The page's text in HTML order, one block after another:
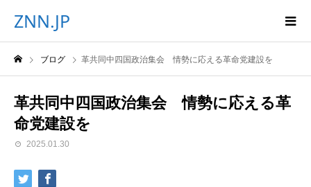
ZNN.JP
ブログ 革共同中四国政治集会 情勢に応える革命党建設を
革共同中四国政治集会 情勢に応える革
命党建設を
2025.01.30